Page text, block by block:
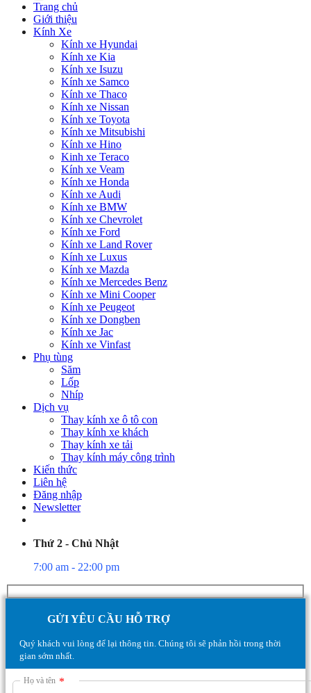
Trang chủ
Giới thiệu
Kính Xe
Kính xe Hyundai
Kính xe Kia
Kính xe Isuzu
Kính xe Samco
Kính xe Thaco
Kính xe Nissan
Kính xe Toyota
Kính xe Mitsubishi
Kính xe Hino
Kinh xe Teraco
Kính xe Veam
Kính xe Honda
Kính xe Audi
Kính xe BMW
Kính xe Chevrolet
Kính xe Ford
Kính xe Land Rover
Kính xe Luxus
Kính xe Mazda
Kính xe Mercedes Benz
Kính xe Mini Cooper
Kính xe Peugeot
Kính xe Dongben
Kính xe Jac
Kính xe Vinfast
Phụ tùng
Săm
Lốp
Nhíp
Dịch vụ
Thay kính xe ô tô con
Thay kính xe khách
Thay kính xe tải
Thay kính máy công trình
Kiến thức
Liên hệ
Đăng nhập
Newsletter
Thứ 2 - Chủ Nhật
7:00 am - 22:00 pm
GỬI YÊU CẦU HỖ TRỢ
Quý khách vui lòng để lại thông tin. Chúng tôi sẽ phản hồi trong thời
gian sớm nhất.
Họ và tên *